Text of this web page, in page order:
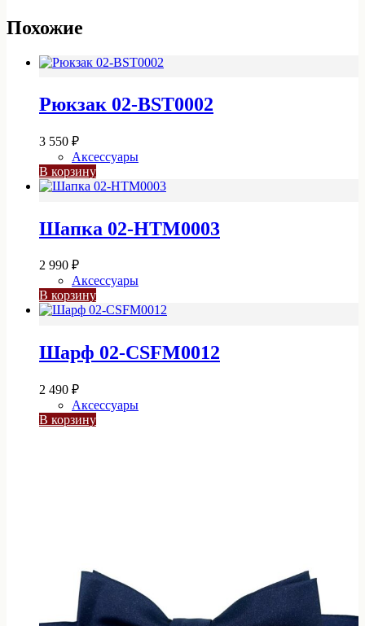
Похожие
Рюкзак 02-BST0002
3 550 ₽
Аксессуары
В корзину
Шапка 02-HTM0003
2 990 ₽
Аксессуары
В корзину
Шарф 02-CSFM0012
2 490 ₽
Аксессуары
В корзину